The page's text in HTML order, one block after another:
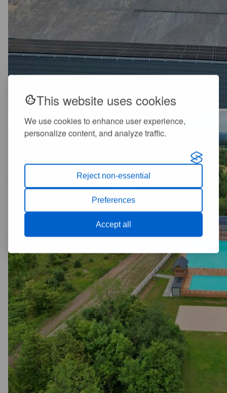
This website uses cookies
We use cookies to enhance user experience,
personalize content, and analyze traffic.
Reject non-essential
Preferences
Accept all